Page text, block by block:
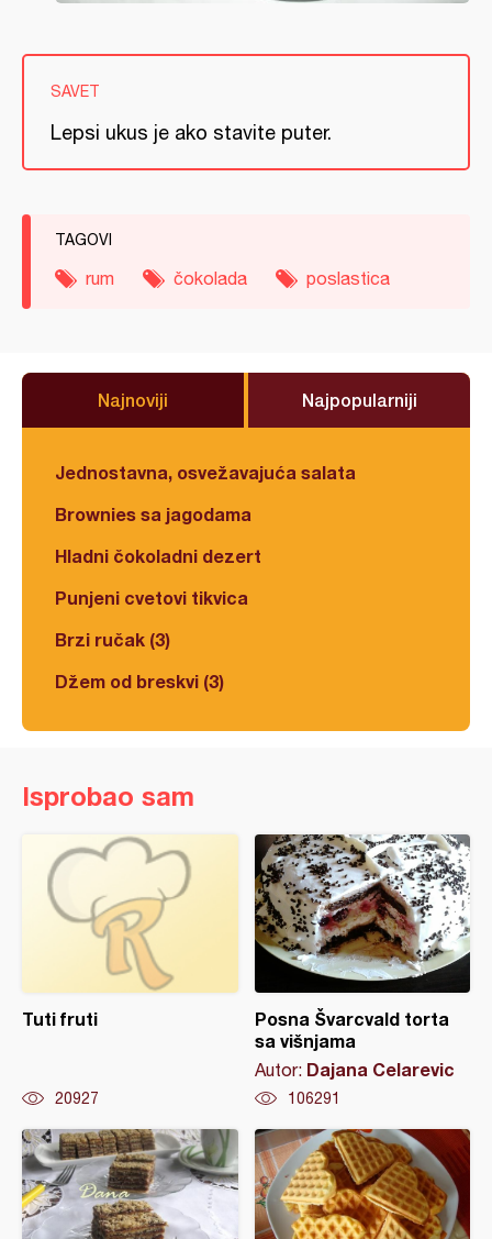
SAVET
Lepsi ukus je ako stavite puter.
TAGOVI
rum čokolada poslastica
Najnoviji Najpopularniji
Jednostavna, osvežavajuća salata
Brownies sa jagodama
Hladni čokoladni dezert
Punjeni cvetovi tikvica
Brzi ručak (3)
Džem od breskvi (3)
Isprobao sam
Tuti fruti
20927
Posna Švarcvald torta
sa višnjama
Autor: Dajana Celarevic
106291